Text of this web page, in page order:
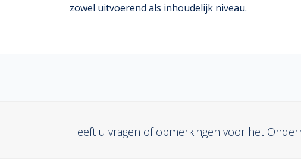
zowel uitvoerend als inhoudelijk niveau.
Heeft u vragen of opmerkingen voor het